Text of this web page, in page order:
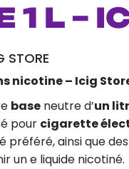
1 L –
STORE
nicotine – Icig
base neutre d’un
pour cigarette
ainsi que
un e liquide nicotiné.